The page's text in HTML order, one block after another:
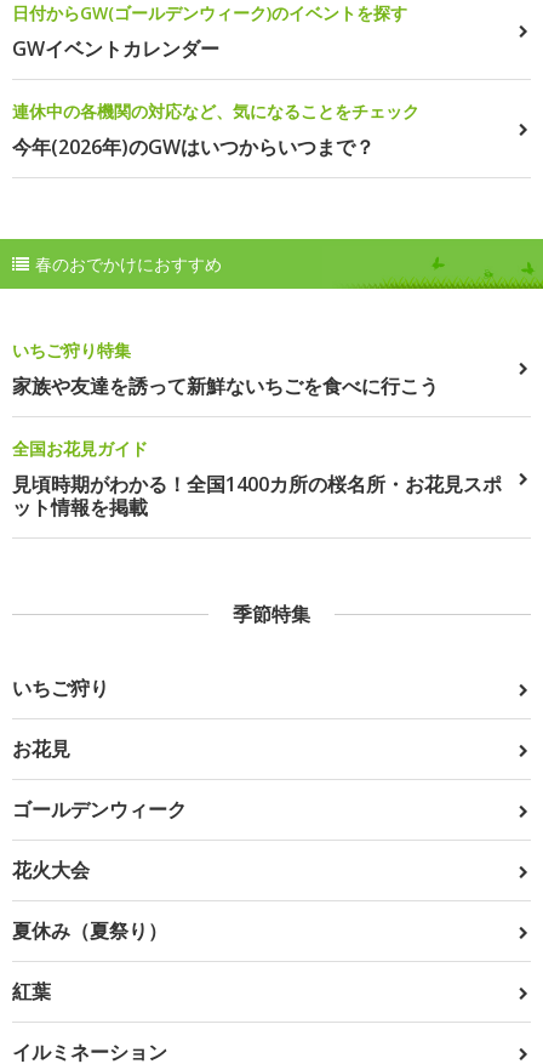
日付からGW(ゴールデンウィーク)のイベントを探す
GWイベントカレンダー
連休中の各機関の対応など、気になることをチェック
今年(2026年)のGWはいつからいつまで？
春のおでかけにおすすめ
いちご狩り特集
家族や友達を誘って新鮮ないちごを食べに行こう
全国お花見ガイド
見頃時期がわかる！全国1400カ所の桜名所・お花見スポ
ット情報を掲載
季節特集
いちご狩り
お花見
ゴールデンウィーク
花火大会
夏休み（夏祭り）
紅葉
イルミネーション